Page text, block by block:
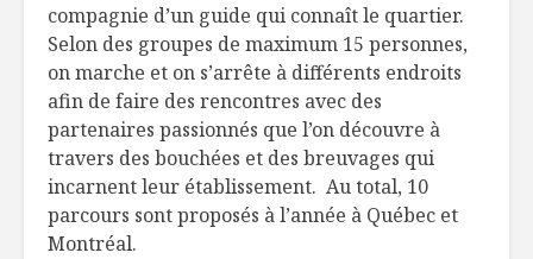
compagnie d’un guide qui connaît le quartier.
Selon des groupes de maximum 15 personnes,
on marche et on s’arrête à différents endroits
afin de faire des rencontres avec des
partenaires passionnés que l’on découvre à
travers des bouchées et des breuvages qui
incarnent leur établissement. Au total, 10
parcours sont proposés à l’année à Québec et
Montréal.
Pâtes de grillon
style miso et
rondelles de
dindon
La Maison Sivo
vient célébrer
Mettre